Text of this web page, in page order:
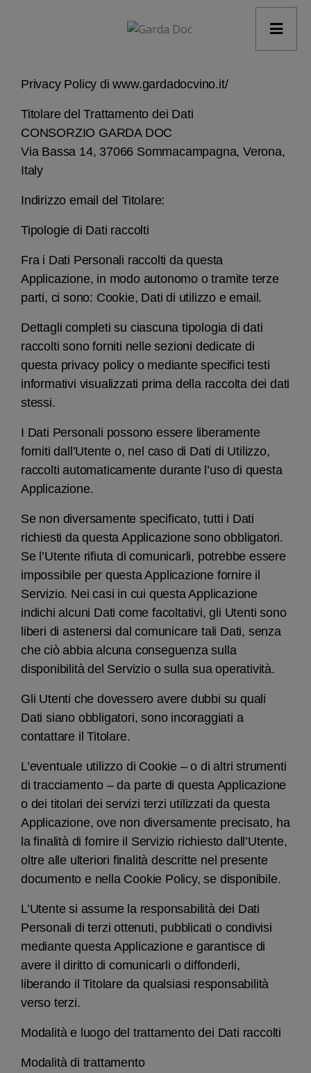
PRIVACY POLICY
Privacy Policy di www.gardadocvino.it/
Titolare del Trattamento dei Dati
CONSORZIO GARDA DOC
Via Bassa 14, 37066 Sommacampagna, Verona,
Italy
Indirizzo email del Titolare:
Tipologie di Dati raccolti
Fra i Dati Personali raccolti da questa
Applicazione, in modo autonomo o tramite terze
parti, ci sono: Cookie, Dati di utilizzo e email.
Dettagli completi su ciascuna tipologia di dati
raccolti sono forniti nelle sezioni dedicate di
questa privacy policy o mediante specifici testi
informativi visualizzati prima della raccolta dei dati
stessi.
I Dati Personali possono essere liberamente
forniti dall’Utente o, nel caso di Dati di Utilizzo,
raccolti automaticamente durante l’uso di questa
Applicazione.
Se non diversamente specificato, tutti i Dati
richiesti da questa Applicazione sono obbligatori.
Se l’Utente rifiuta di comunicarli, potrebbe essere
impossibile per questa Applicazione fornire il
Servizio. Nei casi in cui questa Applicazione
indichi alcuni Dati come facoltativi, gli Utenti sono
liberi di astenersi dal comunicare tali Dati, senza
che ciò abbia alcuna conseguenza sulla
disponibilità del Servizio o sulla sua operatività.
Gli Utenti che dovessero avere dubbi su quali
Dati siano obbligatori, sono incoraggiati a
contattare il Titolare.
L’eventuale utilizzo di Cookie – o di altri strumenti
di tracciamento – da parte di questa Applicazione
o dei titolari dei servizi terzi utilizzati da questa
Applicazione, ove non diversamente precisato, ha
la finalità di fornire il Servizio richiesto dall’Utente,
oltre alle ulteriori finalità descritte nel presente
documento e nella Cookie Policy, se disponibile.
L’Utente si assume la responsabilità dei Dati
Personali di terzi ottenuti, pubblicati o condivisi
mediante questa Applicazione e garantisce di
avere il diritto di comunicarli o diffonderli,
liberando il Titolare da qualsiasi responsabilità
verso terzi.
Modalità e luogo del trattamento dei Dati raccolti
Modalità di trattamento